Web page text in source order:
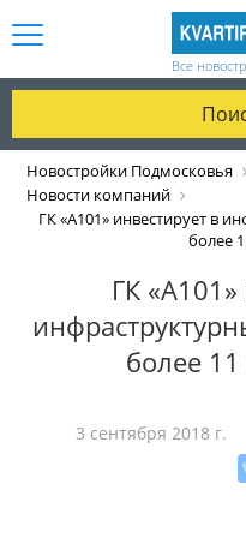
Все
Новостройки Подмосковья
Новости компаний
ГК «А101» инвестирует в
более
ГК
более
3 сентября 2018 г.